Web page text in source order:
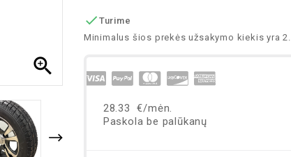

 Turime
Minimalus šios prekės užsakymo kiekis yra 2.